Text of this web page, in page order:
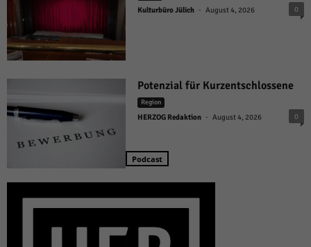
Kulturbüro Jülich - August 4, 2026 0
Potenzial für Kurzentschlossene
Region
HERZOG Redaktion - August 4, 2026 0
Podcast